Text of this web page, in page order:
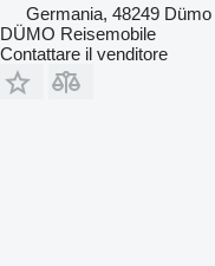
Germania, 48249
DÜMO Reisemobile
Contattare il venditore